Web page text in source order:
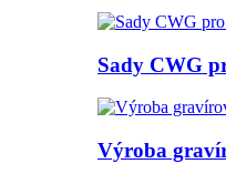
Sady CWG
Výroba